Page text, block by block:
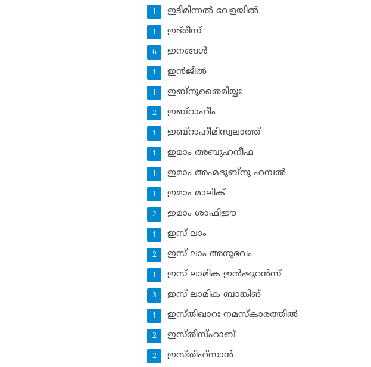
ഇടിമിന്നല്‍ വേളയില്‍
1
ഇദ്‌രീസ്‌
1
ഇനങ്ങള്‍
6
ഇന്‍ജീല്‍
1
ഇബ്‌നുതൈമിയ്യഃ
1
ഇബ്‌റാഹീം
2
ഇബ്‌റാഹീമിസ്വലാത്ത്
1
ഇമാം അബൂഹനീഫ
1
ഇമാം അഹ്മദുബ്‌നു ഹമ്പല്‍
1
ഇമാം മാലിക്
1
ഇമാം ശാഫിഈ
2
ഇസ് ലാം
1
ഇസ് ലാം അനുഭവം
2
ഇസ് ലാമിക ഇന്‍ഷുറന്‍സ്‌
1
ഇസ് ലാമിക ബാങ്കിങ്‌
3
ഇസ്തിഖാറഃ നമസ്‌കാരത്തില്‍
1
ഇസ്തിസ്ഹാബ്
2
ഇസ്തിഹ്‌സാന്‍
2